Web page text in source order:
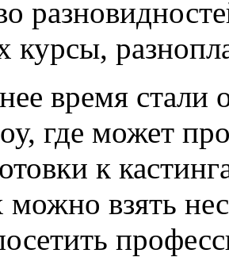
курсы,
время стали
где может
к
можно взять